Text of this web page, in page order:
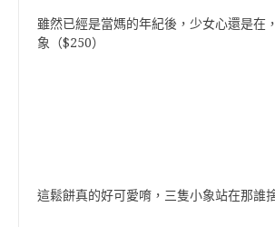
雖然已經是當媽的年紀後，少女心還是在
象（$250）
這鬆餅真的好可愛唷，三隻小象站在那誰